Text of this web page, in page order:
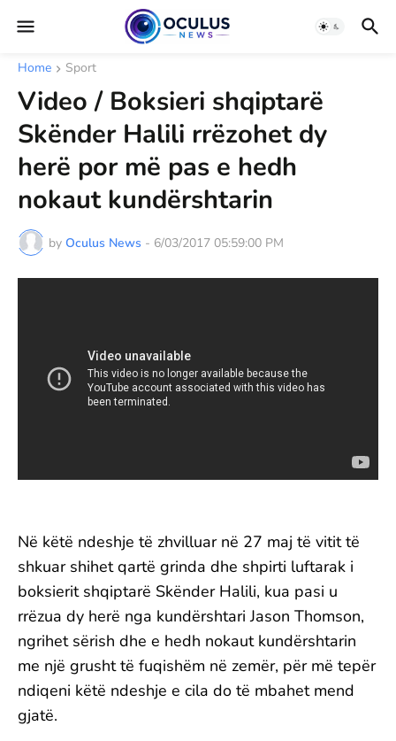
Home Sport
Video / Boksieri shqiptarë
Skënder Halili rrëzohet dy
herë por më pas e hedh
nokaut kundërshtarin
by Oculus News - 6/03/2017 05:59:00 PM
Në këtë ndeshje të zhvilluar në 27 maj të vitit të
shkuar shihet qartë grinda dhe shpirti luftarak i
boksierit shqiptarë Skënder Halili, kua pasi u
rrëzua dy herë nga kundërshtari Jason Thomson,
ngrihet sërish dhe e hedh nokaut kundërshtarin
me një grusht të fuqishëm në zemër, për më tepër
ndiqeni këtë ndeshje e cila do të mbahet mend
gjatë.